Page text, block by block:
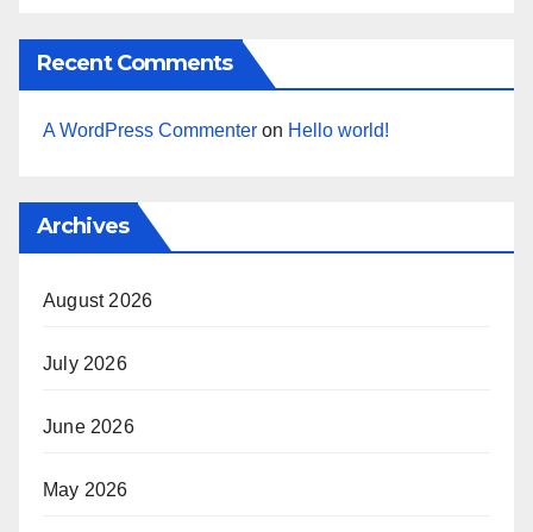
Recent Comments
A WordPress Commenter on Hello world!
Archives
August 2026
July 2026
June 2026
May 2026